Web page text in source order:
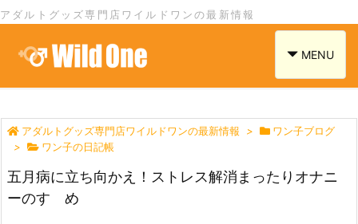
アダルトグッズ専門店ワイルドワンの最新情報
navigation
MENU
アダルトグッズ専門店ワイルドワンの最新情報 >
ワン子ブログ
>
ワン子の日記帳
五月病に立ち向かえ！ストレス解消まったりオナニ
ーのすゝめ